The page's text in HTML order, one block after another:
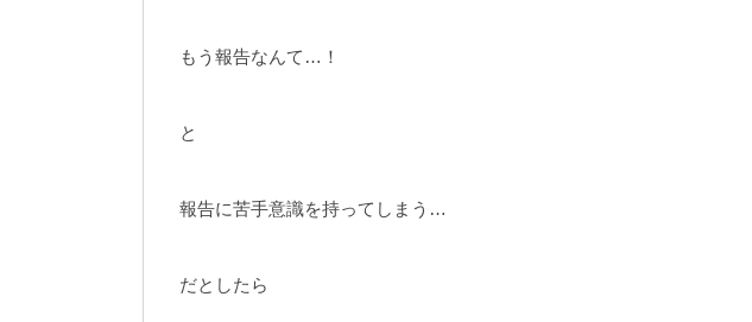
もう報告なんて…！
と
報告に苦手意識を持ってしまう…
だとしたら